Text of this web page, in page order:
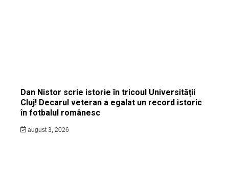
Dan Nistor scrie istorie în tricoul Universității
Cluj! Decarul veteran a egalat un record istoric
în fotbalul românesc
august 3, 2026